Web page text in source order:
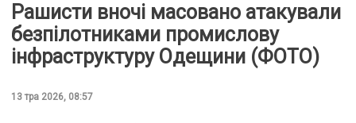
Рашисти вночі масовано атакували
безпілотниками промислову
інфраструктуру Одещини (ФОТО)
13 тра 2026, 08:57